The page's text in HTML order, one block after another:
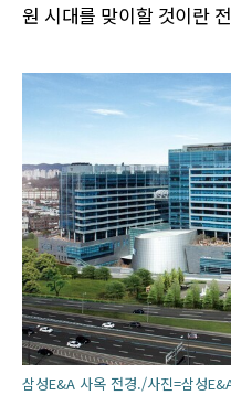
원 시대를 맞이할 것이란
삼성E&A 사옥 전경./사진=삼성